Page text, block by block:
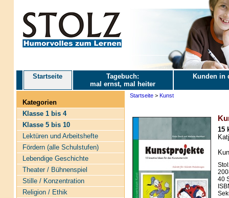
Startseite
Tagebuch:
mal ernst, mal heiter
Kunden in
Kategorien
Klasse 1 bis 4
Klasse 5 bis 10
Lektüren und Arbeitshefte
Fördern (alle Schulstufen)
Lebendige Geschichte
Theater / Bühnenspiel
Stille / Konzentration
Religion / Ethik
Startseite> Kunst
15
40